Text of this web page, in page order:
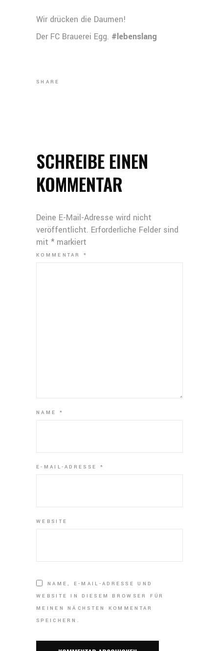
Wir drücken die Daumen!
Der FC Brauerei Egg. #lebenslang
SHARE
SCHREIBE EINEN
KOMMENTAR
Deine E-Mail-Adresse wird nicht
veröffentlicht. Erforderliche Felder sind
mit * markiert
KOMMENTAR*
NAME *
E-MAIL-ADRESSE *
WEBSITE
NAME, E-MAIL-ADRESSE UND
WEBSITE IN DIESEM BROWSER FÜR
MEINEN NÄCHSTEN KOMMENTAR
SPEICHERN.